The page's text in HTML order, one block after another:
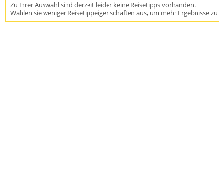
Zu Ihrer Auswahl sind derzeit leider keine Reisetipps vorhanden.
Wählen sie weniger Reisetippeigenschaften aus, um mehr Ergebnisse